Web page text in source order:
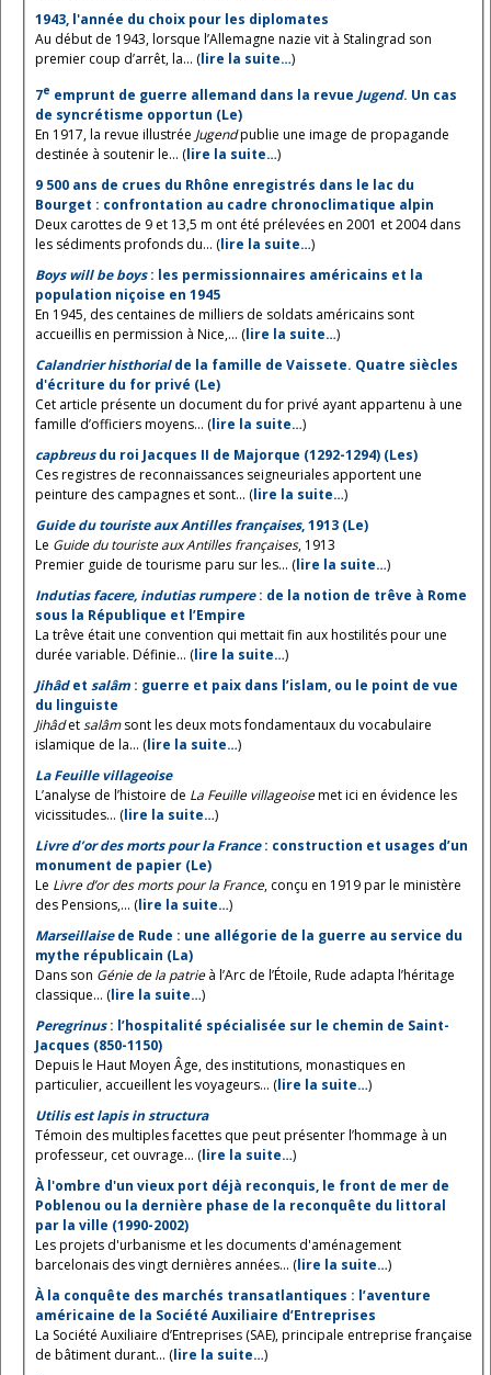
1943, l'année du choix pour les diplomates
Au début de 1943, lorsque l’Allemagne nazie vit à Stalingrad son
premier coup d’arrêt, la... (lire la suite…)
7e emprunt de guerre allemand dans la revue Jugend. Un cas
de syncrétisme opportun (Le)
En 1917, la revue illustrée Jugendpublie une image de propagande
destinée à soutenir le... (lire la suite…)
9 500 ans de crues du Rhône enregistrés dans le lac du
Bourget : confrontation au cadre chronoclimatique alpin
Deux carottes de 9 et 13,5 m ont été prélevées en 2001 et 2004 dans
les sédiments profonds du... (lire la suite…)
Boys will be boys: les permissionnaires américains et la
population niçoise en 1945
En 1945, des centaines de milliers de soldats américains sont
accueillis en permission à Nice,... (lire la suite…)
Calandrier histhorialde la famille de Vaissete. Quatre siècles
d'écriture du for privé (Le)
Cet article présente un document du for privé ayant appartenu à une
famille d’officiers moyens... (lire la suite…)
capbreusdu roi Jacques II de Majorque (1292-1294) (Les)
Ces registres de reconnaissances seigneuriales apportent une
peinture des campagnes et sont... (lire la suite…)
Guide du touriste aux Antilles françaises
, 1913 (Le)
Le Guide du touriste aux Antilles françaises, 1913
Premier guide de tourisme paru sur les... (lire la suite…)
Indutias facere, indutias rumpere: de la notion de trêve à Rome
sous la République et l’Empire
La trêve était une convention qui mettait fin aux hostilités pour une
durée variable. Définie... (lire la suite…)
Jihâdet salâm : guerre et paix dans l’islam, ou le point de vue
du linguiste
Jihâdetsalâmsont les deux mots fondamentaux du vocabulaire
islamique de la... (lire la suite…)
La Feuille villageoise
L’analyse de l’histoire de La Feuille villageoisemet ici en évidence les
vicissitudes... (lire la suite…)
Livre d’or des morts pour la France: construction et usages d’un
monument de papier (Le)
Le Livre d’or des morts pour la France, conçu en 1919 par le ministère
des Pensions,... (lire la suite…)
Marseillaisede Rude : une allégorie de la guerre au service du
mythe républicain (La)
Dans son Génie de la patrieà l’Arc de l’Étoile, Rude adapta l’héritage
classique... (lire la suite…)
Peregrinus: l’hospitalité spécialisée sur le chemin de Saint-
Jacques (850-1150)
Depuis le Haut Moyen Âge, des institutions, monastiques en
particulier, accueillent les voyageurs... (lire la suite…)
Utilis est lapis in structura
Témoin des multiples facettes que peut présenter l’hommage à un
professeur, cet ouvrage... (lire la suite…)
À l'ombre d'un vieux port déjà reconquis, le front de mer de
Poblenou ou la dernière phase de la reconquête du littoral
par la ville (1990-2002)
Les projets d'urbanisme et les documents d'aménagement
barcelonais des vingt dernières années... (lire la suite…)
À la conquête des marchés transatlantiques : l’aventure
américaine de la Société Auxiliaire d’Entreprises
La Société Auxiliaire d’Entreprises (SAE), principale entreprise française
de bâtiment durant... (lire la suite…)